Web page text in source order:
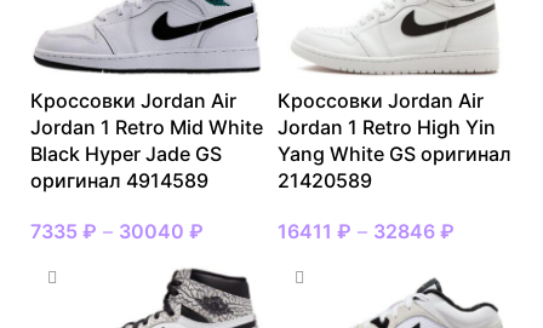
Кроссовки Jordan Air
Jordan 1 Retro Mid White
Black Hyper Jade GS
оригинал 4914589
7335 ₽ – 30040 ₽
Кроссовки Jordan Air
Jordan 1 Retro High Yin
Yang White GS оригинал
21420589
16411 ₽ – 32846 ₽